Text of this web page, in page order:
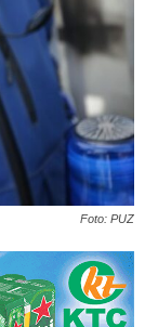
Foto: PUZ